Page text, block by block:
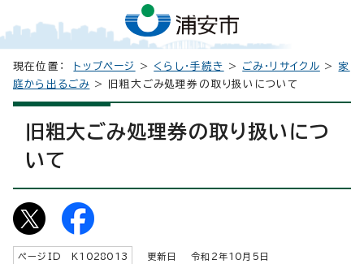
現在位置： トップページ > くらし・手続き > ごみ・リサイクル > 家
庭から出るごみ > 旧粗大ごみ処理券の取り扱いについて
旧粗大ごみ処理券の取り扱いにつ
いて
ページID K 1028013 更新日 令和2年10 月5日